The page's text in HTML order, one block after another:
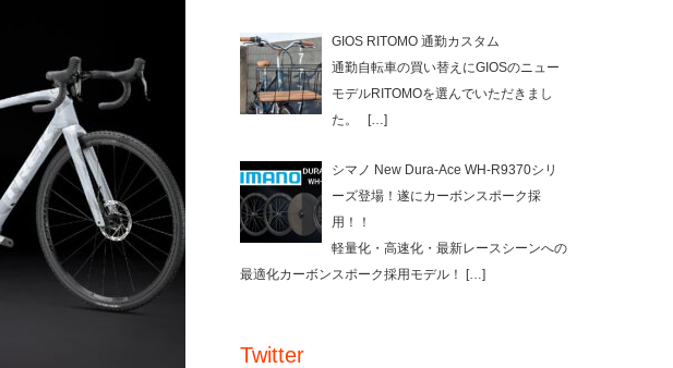
GIOS RITOMO 通勤カスタム
通勤自転車の買い替えにGIOSのニュー
モデルRITOMOを選んでいただきまし
た。
[…]
シマノ New Dura-Ace WH-R9370シリ
ーズ登場！遂にカーボンスポーク採
用！！
軽量化・高速化・最新レースシーンへの
最適化カーボンスポーク採用モデル！
[…]
Twitter